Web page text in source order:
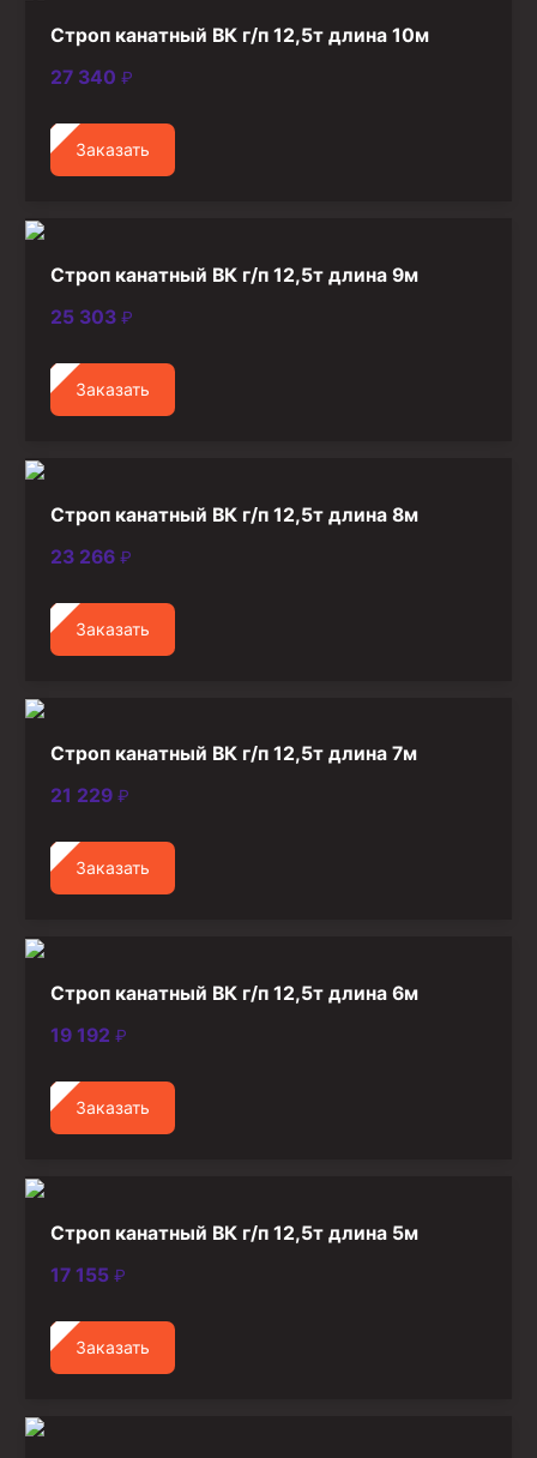
Канаты стальные
Строп канатный ВК г/п 12,5т длина 10м
27 340 ₽
Заказать
Строп канатный ВК г/п 12,5т длина 9м
25 303 ₽
Заказать
Строп канатный ВК г/п 12,5т длина 8м
23 266 ₽
Заказать
Строп канатный ВК г/п 12,5т длина 7м
21 229 ₽
Заказать
Строп канатный ВК г/п 12,5т длина 6м
19 192 ₽
Заказать
Строп канатный ВК г/п 12,5т длина 5м
17 155 ₽
Заказать